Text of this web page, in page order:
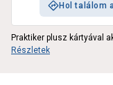
Hol találom
Praktiker plusz kártyával
Részletek